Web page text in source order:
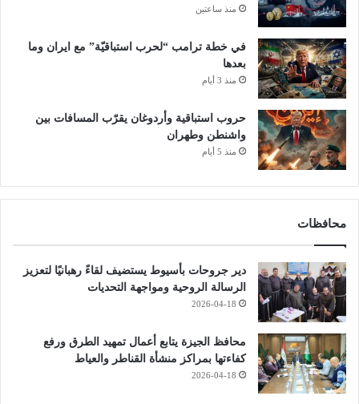
ب
منذ ساعتين
في خطة ترامب “لحرب استباقيّة” مع ايران وما
بعدها
منذ 3 أيام
حروب استباقية وأردوغان يقرّب المسافات بين
واشنطن وطهران
منذ 5 أيام
محافظات
دير جروحات بأسيوط يستضيف لقاءً رهبانيًا لتعزيز
الرسالة الروحية ومواجهة التحديات
2026-04-18
محافظ الجيزة يتابع أعمال تمهيد الطرق ورفع
كفاءتها بمراكز منشأة القناطر والعياط
2026-04-18